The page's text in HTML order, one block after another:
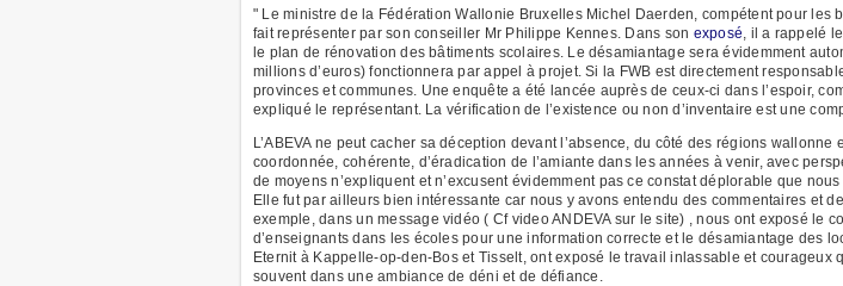
" Le ministre de la Fédération Wallonie Bruxelles Michel Daerden, compétent pour les
fait représenter par son conseiller Mr Philippe Kennes. Dans son exposé , il a rappelé
le plan de rénovation des bâtiments scolaires. Le désamiantage sera évidemment
millions d’euros) fonctionnera par appel à projet. Si la FWB est directement
provinces et communes. Une enquête a été lancée auprès de ceux-ci dans l’espoir,
expliqué le représentant. La vérification de l’existence ou non d’inventaire est une
L’ABEVA ne peut cacher sa déception devant l’absence, du côté des régions
coordonnée, cohérente, d’éradication de l’amiante dans les années à venir, avec
de moyens n’expliquent et n’excusent évidemment pas ce constat déplorable que
Elle fut par ailleurs bien intéressante car nous y avons entendu des commentaires et
exemple, dans un message vidéo ( Cf video ANDEVA sur le site) , nous ont exposé le
d’enseignants dans les écoles pour une information correcte et le désamiantage des
Eternit à Kappelle-op-den-Bos et Tisselt, ont exposé le travail inlassable et
souvent dans une ambiance de déni et de défiance.